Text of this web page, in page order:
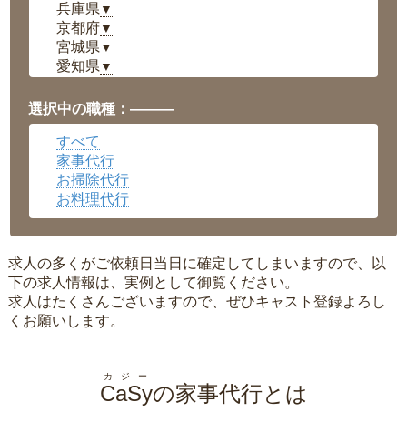
兵庫県 ▼
京都府▼
宮城県 ▼
愛知県 ▼
岡山県▼
広島県▼
沖縄県
選択中の職種：———
すべて
家事代行
お掃除代行
お料理代行
求人の多くがご依頼日当日に確定してしまいますので、以
下の求人情報は、実例として御覧ください。
求人はたくさんございますので、ぜひキャスト登録よろし
くお願いします。
CaSy
カジー
の家事代行とは